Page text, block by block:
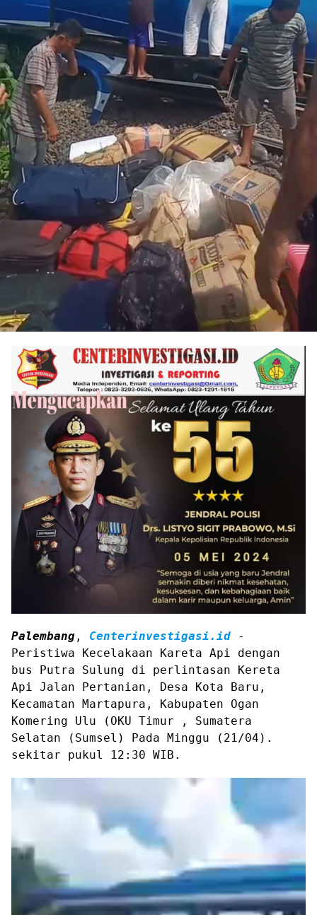
Palembang , Centerinvestigasi.id -
Peristiwa Kecelakaan Kareta Api dengan
bus Putra Sulung di perlintasan Kereta
Api Jalan Pertanian, Desa Kota Baru,
Kecamatan Martapura, Kabupaten Ogan
Komering Ulu (OKU Timur , Sumatera
Selatan (Sumsel) Pada Minggu (21/04).
sekitar pukul 12:30 WIB.